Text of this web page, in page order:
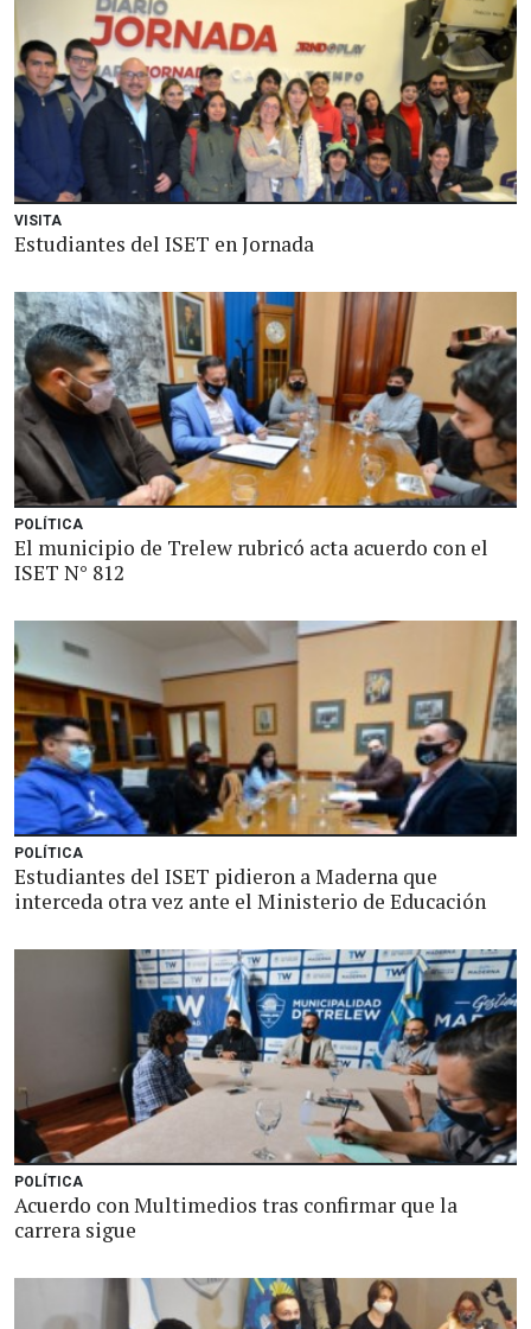
VISITA
Estudiantes del ISET en Jornada
POLÍTICA
El municipio de Trelew rubricó acta acuerdo con el
ISET N° 812
POLÍTICA
Estudiantes del ISET pidieron a Maderna que
interceda otra vez ante el Ministerio de Educación
POLÍTICA
Acuerdo con Multimedios tras confirmar que la
carrera sigue